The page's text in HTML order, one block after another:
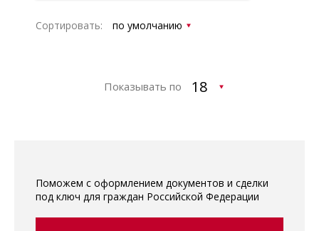
Сортировать:
Показывать по
Поможем с оформлением документов и сделки
под ключ для граждан Российской Федерации